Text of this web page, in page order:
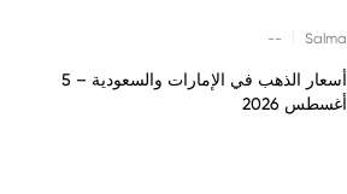
Salma
--
أسعار الذهب في الإمارات والسعودية – 5
أغسطس 2026